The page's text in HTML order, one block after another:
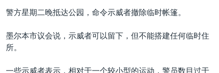
索
美洲
全球议题
劳工
环境
美中关系
美国建国250周年
埃博拉疫情
美国之音专访
中文广播
关注我们
警方星期二晚抵达公园，命令示威者撤除临时帐篷。
墨尔本市议会说，示威者可以留下，但不能搭建任何临时住
所。
一些示威者表示，相对于一个较小型的运动，警员数目过于